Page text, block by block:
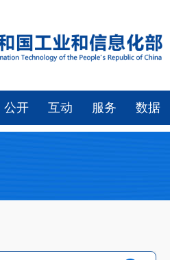
公开 互动 服务 数据